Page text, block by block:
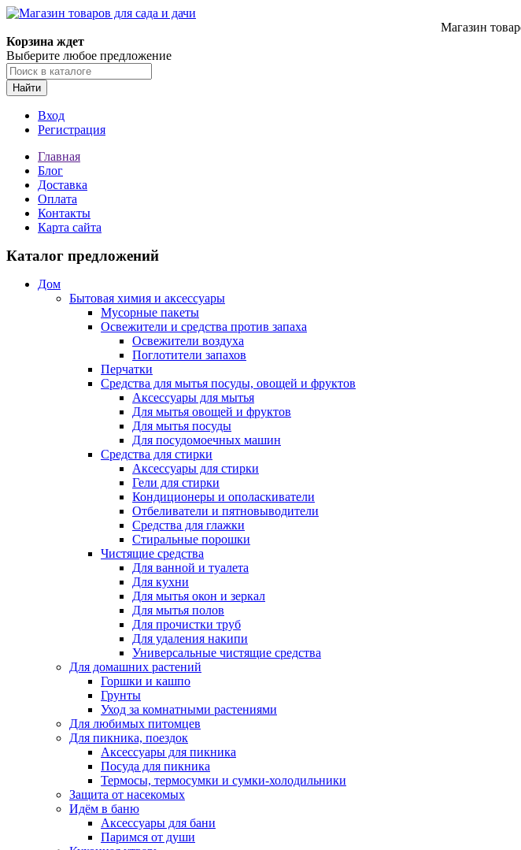
Магазин
Корзина ждет
Выберите любое предложение
Найти
Вход
Регистрация
Главная
Блог
Доставка
Оплата
Контакты
Карта сайта
Каталог предложений
Дом
Бытовая химия и аксессуары
Мусорные пакеты
Освежители и средства против запаха
Освежители воздуха
Поглотители запахов
Перчатки
Средства для мытья посуды, овощей и фруктов
Аксессуары для мытья
Для мытья овощей и фруктов
Для мытья посуды
Для посудомоечных машин
Средства для стирки
Аксессуары для стирки
Гели для стирки
Кондиционеры и ополаскиватели
Отбеливатели и пятновыводители
Средства для глажки
Стиральные порошки
Чистящие средства
Для ванной и туалета
Для кухни
Для мытья окон и зеркал
Для мытья полов
Для прочистки труб
Для удаления накипи
Универсальные чистящие средства
Для домашних растений
Горшки и кашпо
Грунты
Уход за комнатными растениями
Для любимых питомцев
Для пикника, поездок
Аксессуары для пикника
Посуда для пикника
Термосы, термосумки и сумки-холодильники
Защита от насекомых
Идём в баню
Аксессуары для бани
Паримся от души